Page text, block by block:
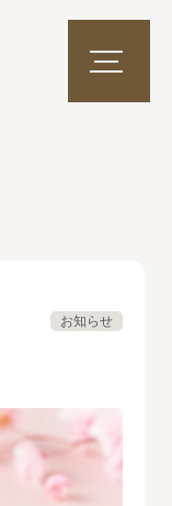
お知らせ